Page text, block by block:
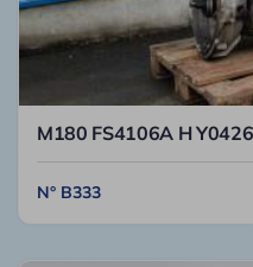
M180 FS4106A H
N° B333